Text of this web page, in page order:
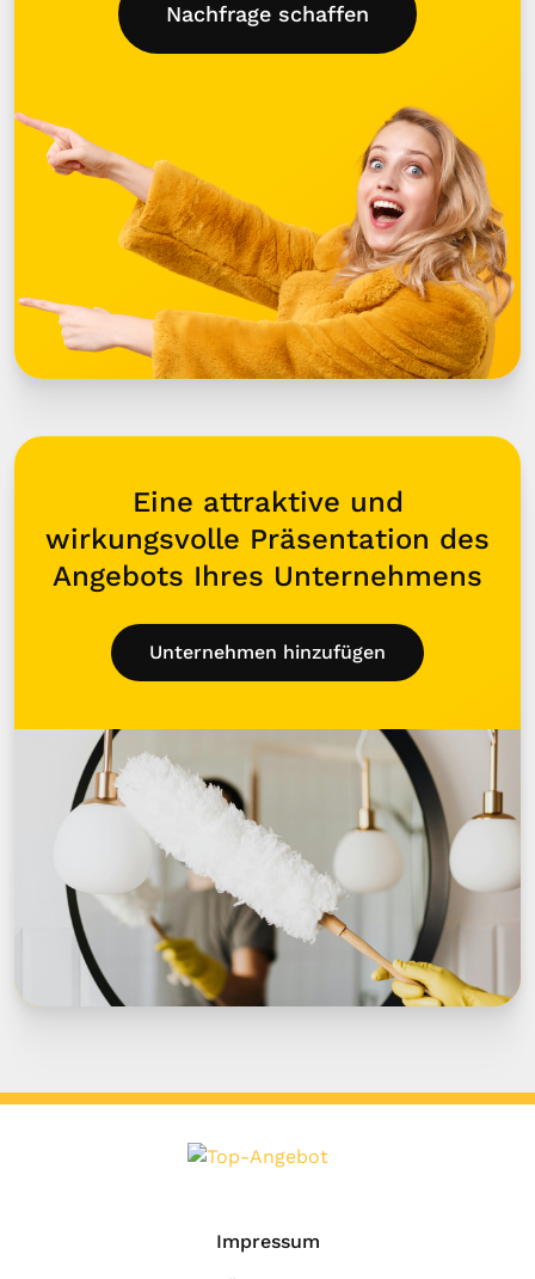
Nachfrage schaffen
Eine attraktive und
wirkungsvolle Präsentation des
Angebots Ihres Unternehmens
Unternehmen hinzufügen
Impressum